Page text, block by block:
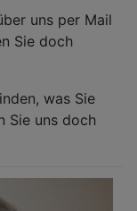
uns per Mail
Sie doch
was Sie
Sie uns doch